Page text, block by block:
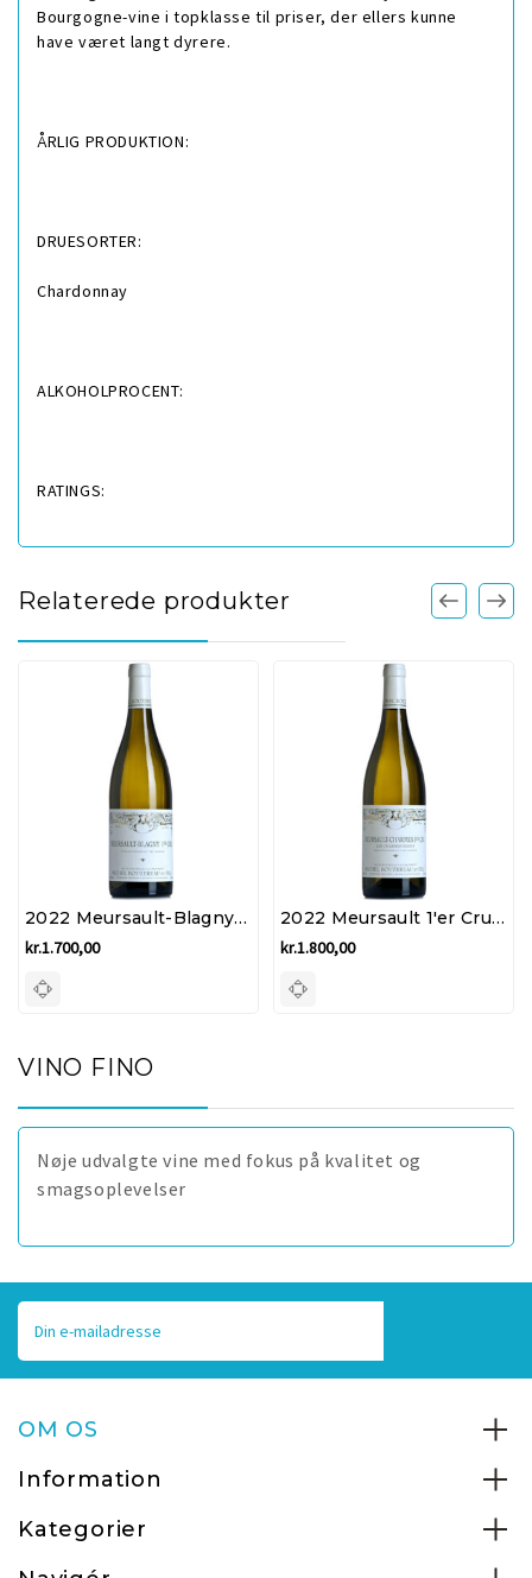
Bourgogne-vine i topklasse til priser, der ellers kunne
have været langt dyrere.
ÅRLIG PRODUKTION:
DRUESORTER:
Chardonnay
ALKOHOLPROCENT:
RATINGS:
Relaterede produkter
2022 Meursault-Blagny 1'er Cru - Domaine Michel Bouzereau et Fils
kr.1.700,00
2022 Meursault 1'er Cru "Les Charmes" - Domaine Michel Bouzereau et Fils
kr.1.800,00
VINO FINO
Nøje udvalgte vine med fokus på kvalitet og
smagsoplevelser
E-
mailadresse
OM OS
Information
Kategorier